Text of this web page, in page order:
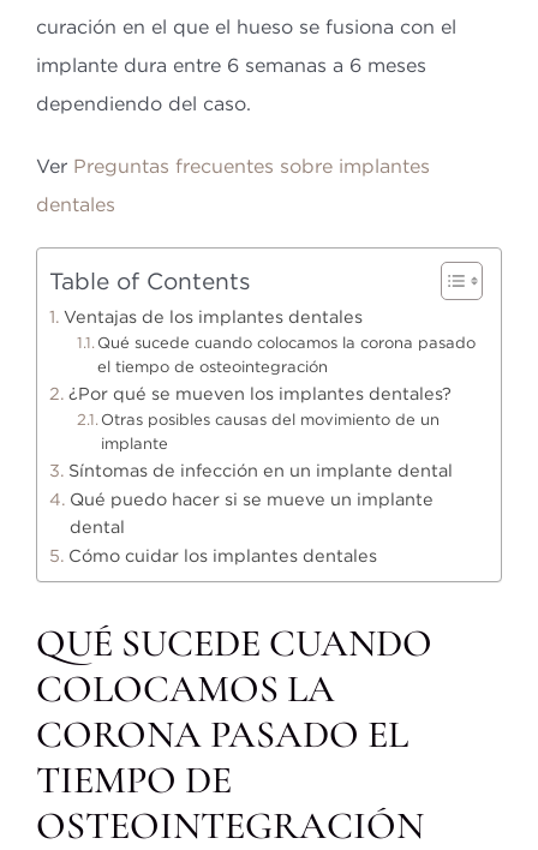
curación en el que el hueso se fusiona con el
implante dura entre 6 semanas a 6 meses
dependiendo del caso.
Ver Preguntas frecuentes sobre implantes
dentales
Table of Contents
Ventajas de los implantes dentales
Qué sucede cuando colocamos la corona pasado
el tiempo de osteointegración
¿Por qué se mueven los implantes dentales?
Otras posibles causas del movimiento de un
implante
Síntomas de infección en un implante dental
Qué puedo hacer si se mueve un implante
dental
Cómo cuidar los implantes dentales
QUÉ SUCEDE CUANDO
COLOCAMOS LA
CORONA PASADO EL
TIEMPO DE
OSTEOINTEGRACIÓN